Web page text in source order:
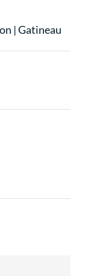
|Gatineau